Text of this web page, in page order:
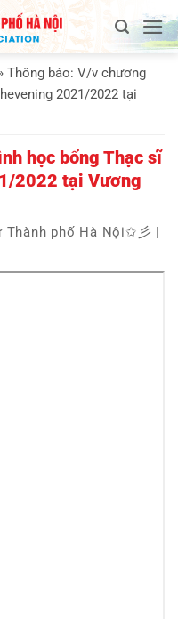
Thông báo: V/v chương
2021/2022 tại
học bổng Thạc sĩ
2022 tại Vương
Thành phố Hà Nội✩彡 |